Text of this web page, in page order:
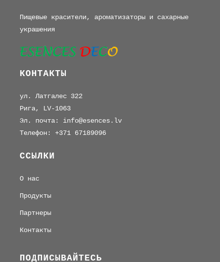
Пищевые красители, ароматизаторы и сахарные
украшения
КОНТАКТЫ
ул. Латгалес 322
Рига, LV-1063
Эл. почта: info@esences.lv
Телефон: +371 67189096
ССЫЛКИ
О нас
Продукты
Партнеры
Контакты
ПОДПИСЫВАЙТЕСЬ